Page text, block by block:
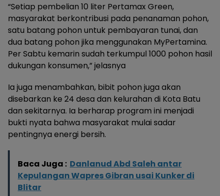
“Setiap pembelian 10 liter Pertamax Green,
masyarakat berkontribusi pada penanaman pohon,
satu batang pohon untuk pembayaran tunai, dan
dua batang pohon jika menggunakan MyPertamina.
Per Sabtu kemarin sudah terkumpul 1000 pohon hasil
dukungan konsumen,” jelasnya
Ia juga menambahkan, bibit pohon juga akan
disebarkan ke 24 desa dan kelurahan di Kota Batu
dan sekitarnya. Ia berharap program ini menjadi
bukti nyata bahwa masyarakat mulai sadar
pentingnya energi bersih.
Baca Juga : Danlanud Abd Saleh antar
Kepulangan Wapres Gibran usai Kunker di
Blitar